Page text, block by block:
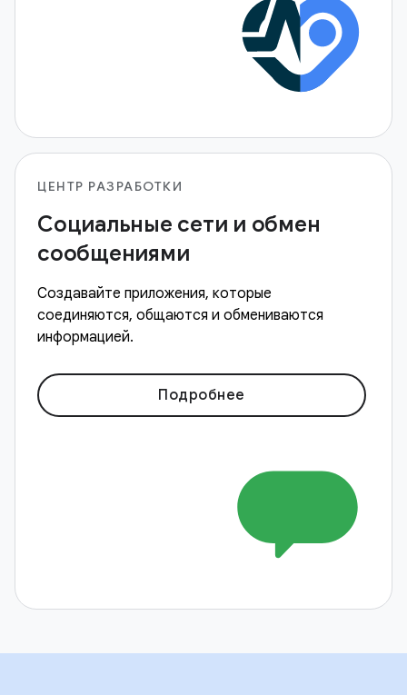
ЦЕНТР РАЗРАБОТКИ
Социальные сети и обмен
сообщениями
Создавайте приложения, которые
соединяются, общаются и обмениваются
информацией.
Подробнее